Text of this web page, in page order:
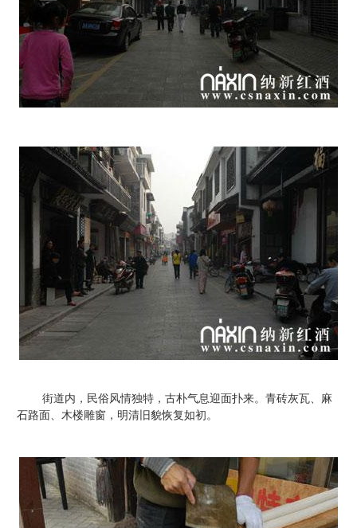
街道内，民俗风情独特，古朴气息迎面扑来。青砖灰瓦、麻
石路面、木楼雕窗，明清旧貌恢复如初。